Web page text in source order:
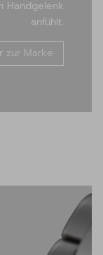
Handgelenk
anfühlt.
zur Marke